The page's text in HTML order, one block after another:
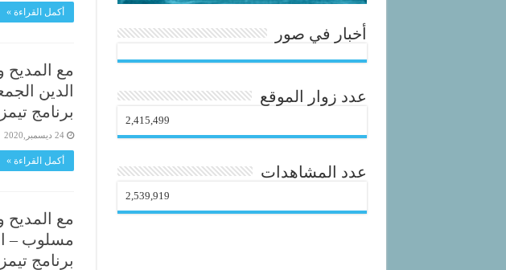
أكمل القراءة »
مع المديح
برنامج تيمز
24 ديسمبر,2020
أكمل القراءة »
مع
برنامج تيمز
أخبار في صور
عدد زوار الموقع
2,415,499
عدد المشاهدات
2,539,919